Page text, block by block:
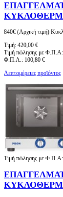
840€ (Αρχική τιμή)
Τιμή: 420,00 €
Τιμή πώλησης με Φ.Π.Α:
Φ.Π.Α.: 100,80 €
Λεπτομέρειες προϊόντος
Τιμή πώλησης με Φ.Π.Α: